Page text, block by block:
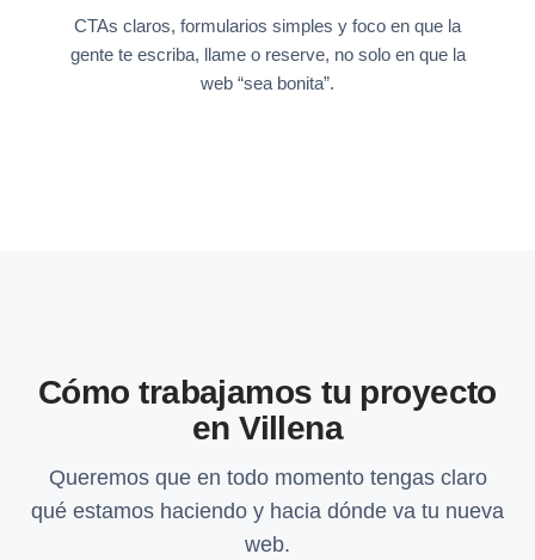
CTAs claros, formularios simples y foco en que la
gente te escriba, llame o reserve, no solo en que la
web “sea bonita”.
Cómo trabajamos tu proyecto
en Villena
Queremos que en todo momento tengas claro
qué estamos haciendo y hacia dónde va tu nueva
web.